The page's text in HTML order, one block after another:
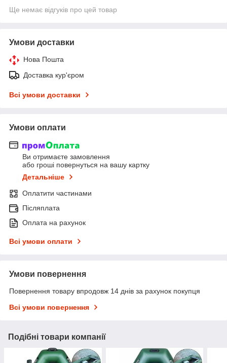
Ще немає відгуків про цей товар
Умови доставки
Нова Пошта
Доставка кур'єром
Всі умови доставки
Умови оплати
Ви отримаєте замовлення
або гроші повернуться на вашу картку
Детальніше
Оплатити частинами
Післяплата
Оплата на рахунок
Всі умови оплати
Умови повернення
Повернення товару впродовж 14 днів за рахунок покупця
Всі умови повернення
Подібні товари компанії